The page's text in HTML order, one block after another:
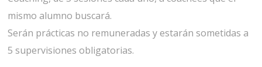
mismo alumno buscará.
Serán prácticas no remuneradas y estarán sometidas a
5 supervisiones obligatorias.